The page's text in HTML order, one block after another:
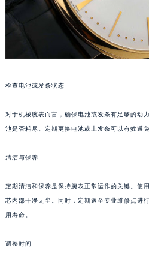
检查电池或发条状态
对于机械腕表而言，确保电池或发条有足够的动
池是否耗尽。定期更换电池或上发条可以有效避
清洁与保养
定期清洁和保养是保持腕表正常运作的关键。使
芯内部干净无尘。同时，定期送至专业维修点进
用寿命。
调整时间